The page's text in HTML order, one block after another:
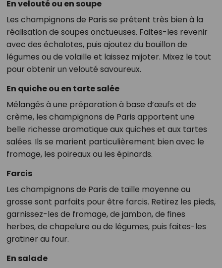
En velouté ou en soupe
Les champignons de Paris se prêtent très bien à la
réalisation de soupes onctueuses. Faites-les revenir
avec des échalotes, puis ajoutez du bouillon de
légumes ou de volaille et laissez mijoter. Mixez le tout
pour obtenir un velouté savoureux.
En quiche ou en tarte salée
Mélangés à une préparation à base d’œufs et de
crème, les champignons de Paris apportent une
belle richesse aromatique aux quiches et aux tartes
salées. Ils se marient particulièrement bien avec le
fromage, les poireaux ou les épinards.
Farcis
Les champignons de Paris de taille moyenne ou
grosse sont parfaits pour être farcis. Retirez les pieds,
garnissez-les de fromage, de jambon, de fines
herbes, de chapelure ou de légumes, puis faites-les
gratiner au four.
En salade